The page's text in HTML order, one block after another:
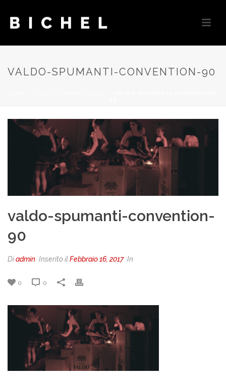
VALDO-SPUMANTI-CONVENTION-90
valdo-spumanti-convention-
90
Diadmin Inserito ilFebbraio 16, 2017 In
0 0